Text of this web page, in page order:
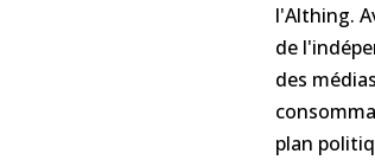
l'Althing.
de
des
plan